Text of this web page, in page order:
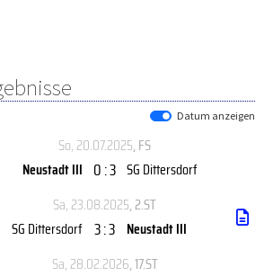
Datum anzeigen
So, 20.07.2025, FS
Neustadt III 0 : 3 SG Dittersdorf
Sa, 23.08.2025, 2.ST
SG Dittersdorf 3 : 3 Neustadt III
Sa, 28.02.2026, 17.ST